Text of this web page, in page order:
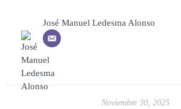
José Manuel Ledesma Alonso
Noviembre 30, 2025